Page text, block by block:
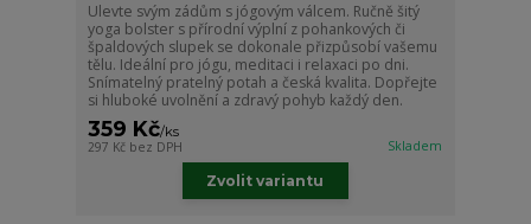
Ulevte svým zádům s jógovým válcem. Ručně šitý
yoga bolster s přírodní výplní z pohankových či
špaldových slupek se dokonale přizpůsobí vašemu
tělu. Ideální pro jógu, meditaci i relaxaci po dni.
Snímatelný pratelný potah a česká kvalita. Dopřejte
si hluboké uvolnění a zdravý pohyb každý den.
359 Kč/ks
297 Kč bez DPH Skladem
Zvolit variantu